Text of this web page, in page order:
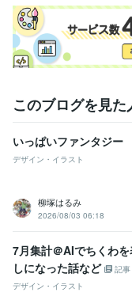
このブログを見た
いっぱいファンタジー
デザイン・イラスト
柳塚はるみ
2026/08/03 06:18
7月集計＠AIでちくわ
しになった話など
記事
デザイン・イラスト